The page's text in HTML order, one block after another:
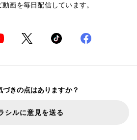
画を毎日配信しています。
づきの点はありますか？
シルに意見を送る